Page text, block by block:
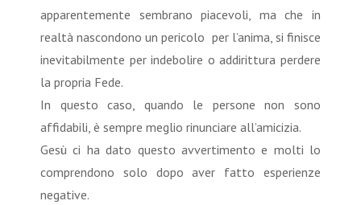
apparentemente sembrano piacevoli, ma che in
realtà nascondono un pericolo per l’anima, si finisce
inevitabilmente per indebolire o addirittura perdere
la propria Fede.
In questo caso, quando le persone non sono
affidabili, è sempre meglio rinunciare all’amicizia.
Gesù ci ha dato questo avvertimento e molti lo
comprendono solo dopo aver fatto esperienze
negative.